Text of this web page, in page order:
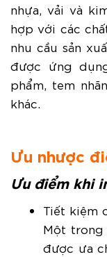
nhựa, vải và
hợp với các
nhu cầu sản
được ứng
phẩm, tem
khác.
Ưu nhược
Ưu điểm khi
Tiết kiệm
Một trong
được ưa